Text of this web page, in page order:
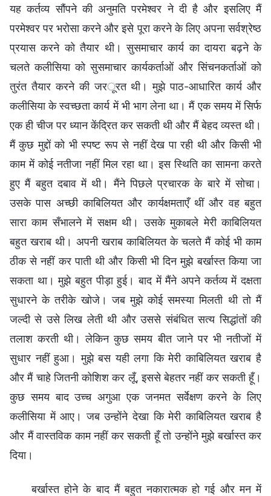
यह कर्तव्य सौंपने की अनुमति परमेश्वर ने दी है और इसलिए मैं
परमेश्वर पर भरोसा करने और इसे पूरा करने के लिए अपना सर्वश्रेष्ठ
प्रयास करने को तैयार थी। सुसमाचार कार्य का दायरा बढ़ने के
चलते कलीसिया को सुसमाचार कार्यकर्ताओं और सिंचनकर्ताओं को
तुरंत तैयार करने की जरूरत थी। मुझे पाठ-आधारित कार्य और
कलीसिया के स्वच्छता कार्य में भी भाग लेना था। मैं एक समय में सिर्फ
एक ही चीज पर ध्यान केंद्रित कर सकती थी और मैं बेहद व्यस्त थी।
मैं कुछ मुद्दों को भी स्पष्ट रूप से नहीं देख पा रही थी और किसी भी
काम में कोई नतीजा नहीं मिल रहा था। इस स्थिति का सामना करते
हुए मैं बहुत दबाव में थी। मैंने पिछले प्रचारक के बारे में सोचा।
उसके पास अच्छी काबिलियत और कार्यक्षमताएँ थीं और वह बहुत
सारा काम सँभालने में सक्षम थी। उसके मुकाबले मेरी काबिलियत
बहुत खराब थी। अपनी खराब काबिलियत के चलते मैं कोई भी काम
ठीक से नहीं कर पाती थी और किसी भी दिन मुझे बर्खास्त किया जा
सकता था। मुझे बहुत पीड़ा हुई। बाद में मैंने अपने कर्तव्य में दक्षता
सुधारने के तरीके खोजे। जब मुझे कोई समस्या मिलती थी तो मैं
जल्दी से उसे लिख लेती थी और उससे संबंधित सत्य सिद्धांतों की
तलाश करती थी। लेकिन कुछ समय बीत जाने पर भी नतीजों में
सुधार नहीं हुआ। मुझे बस यही लगा कि मेरी काबिलियत खराब है
और मैं चाहे जितनी कोशिश कर लूँ, इससे बेहतर नहीं कर सकती हूँ।
कुछ समय बाद उच्च अगुआ एक जनमत सर्वेक्षण करने के लिए
कलीसिया में आए। जब उन्होंने देखा कि मेरी काबिलियत खराब है
और मैं वास्तविक काम नहीं कर सकती हूँ तो उन्होंने मुझे बर्खास्त कर
दिया।
बर्खास्त होने के बाद मैं बहुत नकारात्मक हो गई और मन में